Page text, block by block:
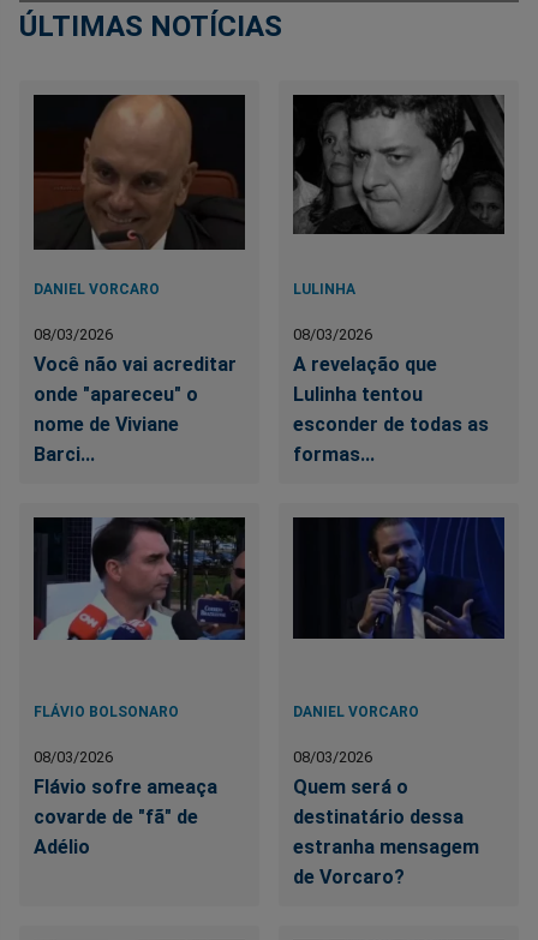
ÚLTIMAS NOTÍCIAS
DANIEL VORCARO
08/03/2026
Você não vai acreditar
onde "apareceu" o
nome de Viviane
Barci...
LULINHA
08/03/2026
A revelação que
Lulinha tentou
esconder de todas as
formas...
FLÁVIO BOLSONARO
08/03/2026
Flávio sofre ameaça
covarde de "fã" de
Adélio
DANIEL VORCARO
08/03/2026
Quem será o
destinatário dessa
estranha mensagem
de Vorcaro?